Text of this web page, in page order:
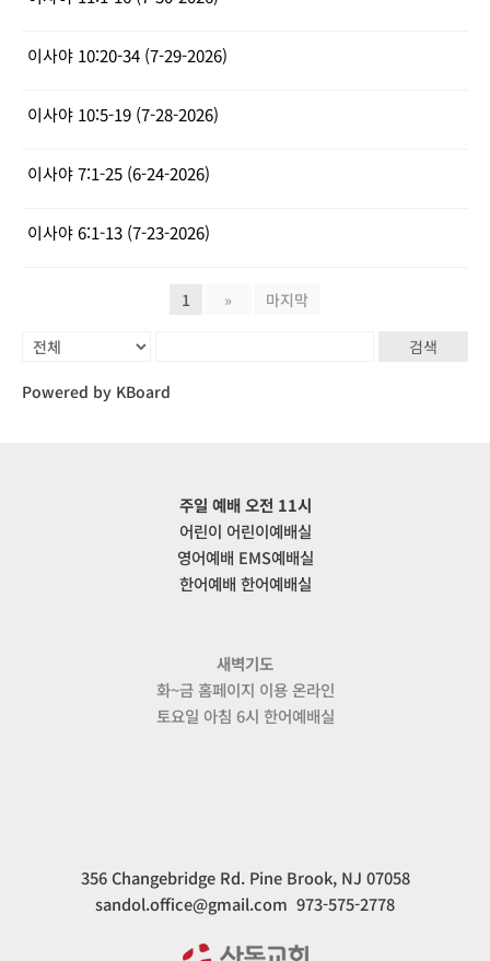
이사야 10:20-34 (7-29-2026)
이사야 10:5-19 (7-28-2026)
이사야 7:1-25 (6-24-2026)
이사야 6:1-13 (7-23-2026)
1 » 마지막
검색
Powered by KBoard
주일 예배 오전 11시
어린이 어린이예배실
영어예배 EMS예배실
한어예배 한어예배실
새벽기도
화~금 홈페이지 이용 온라인
토요일 아침 6시 한어예배실
356 Changebridge Rd. Pine Brook, NJ 07058
sandol.office@gmail.com 973-575-2778